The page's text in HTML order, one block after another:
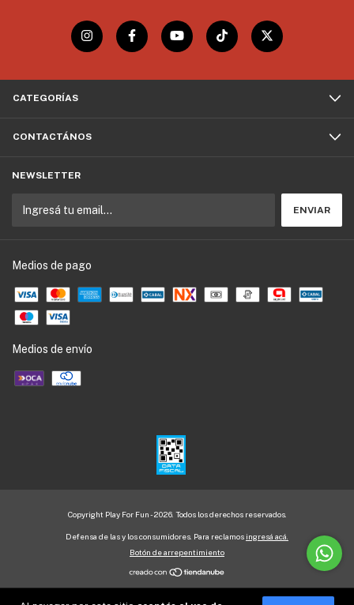
CATEGORÍAS
CONTACTÁNOS
NEWSLETTER
Medios de pago
Medios de envío
Copyright Play For Fun - 2026. Todos los derechos reservados.
Defensa de las y los consumidores. Para reclamos ingresá acá.
Botón de arrepentimiento